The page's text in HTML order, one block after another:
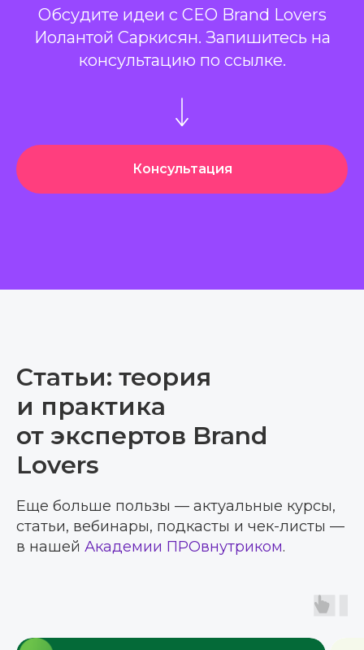
Обсудите идеи с CEO Brand Lovers
Иолантой Саркисян. Запишитесь на
консультацию по ссылке.
Консультация
Статьи: теория
и практика
от экспертов Brand
Lovers
Еще больше пользы — актуальные курсы,
статьи, вебинары, подкасты и чек-листы —
в нашей Академии ПРОвнутриком.